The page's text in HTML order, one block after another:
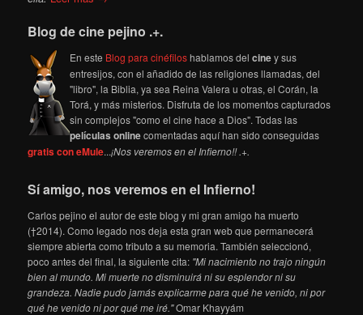
Blog de cine pejino .+.
En este Blog para cinéfiloshablamos delciney sus
entresijos, con el añadido de las religiones llamadas, del
"libro", la Biblia, ya sea Reina Valera u otras, el Corán, la
Torá, y más misterios. Disfruta de los momentos capturados
sin complejos "como el cine hace a Dios". Todas las
películas onlinecomentadas aquí han sido conseguidas
gratis con eMule...¡Nos veremos en el Infierno!! .+.
Sí amigo, nos veremos en el Infierno!
Carlos pejino el autor de este blog y mi gran amigo ha muerto
(†2014). Como legado nos deja esta gran web que permanecerá
siempre abierta como tributo a su memoria. También seleccionó,
poco antes del final, la siguiente cita: "Mi nacimiento no trajo ningún
bien al mundo. Mi muerte no disminuirá ni su esplendor ni su
grandeza. Nadie pudo jamás explicarme para qué he venido, ni por
qué he venido ni por qué me iré."Omar Khayyám